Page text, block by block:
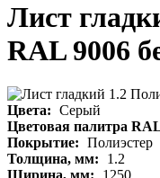
Лист
RAL 9006
Цвета: Серый
Цветовая палитра
Покрытие: Полиэстер
Толщина, мм:
1.2